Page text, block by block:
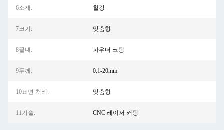
6소재: 철강
7크기: 맞춤형
8끝내: 파우더 코팅
9두께: 0.1-20mm
10표면 처리: 맞춤형
11기술: CNC 레이저 커팅